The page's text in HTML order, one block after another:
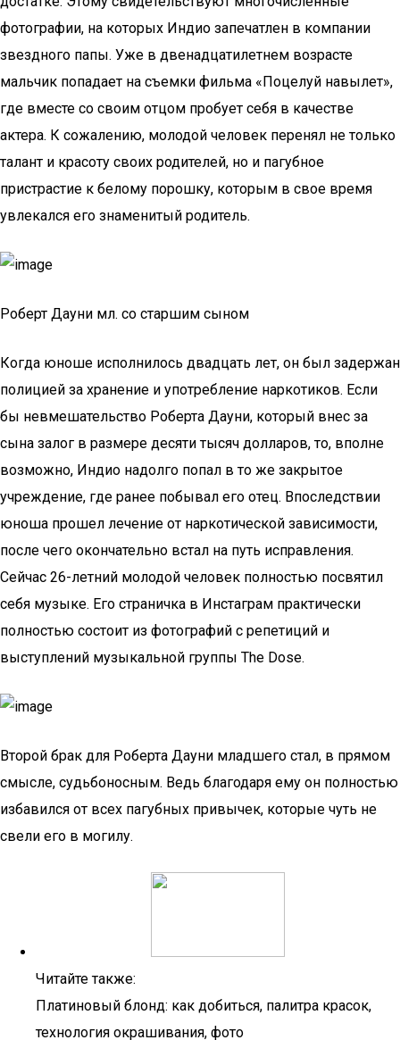
фотографии, на которых Индио запечатлен в компании
звездного папы. Уже в двенадцатилетнем возрасте
мальчик попадает на съемки фильма «Поцелуй навылет»,
где вместе со своим отцом пробует себя в качестве
актера. К сожалению, молодой человек перенял не только
талант и красоту своих родителей, но и пагубное
пристрастие к белому порошку, которым в свое время
увлекался его знаменитый родитель.
Роберт Дауни мл. со старшим сыном
Когда юноше исполнилось двадцать лет, он был задержан
полицией за хранение и употребление наркотиков. Если
бы невмешательство Роберта Дауни, который внес за
сына залог в размере десяти тысяч долларов, то, вполне
возможно, Индио надолго попал в то же закрытое
учреждение, где ранее побывал его отец. Впоследствии
юноша прошел лечение от наркотической зависимости,
после чего окончательно встал на путь исправления.
Сейчас 26-летний молодой человек полностью посвятил
себя музыке. Его страничка в Инстаграм практически
полностью состоит из фотографий с репетиций и
выступлений музыкальной группы The Dose.
Второй брак для Роберта Дауни младшего стал, в прямом
смысле, судьбоносным. Ведь благодаря ему он полностью
избавился от всех пагубных привычек, которые чуть не
свели его в могилу.
Читайте также:
Платиновый блонд: как добиться, палитра красок,
технология окрашивания, фото